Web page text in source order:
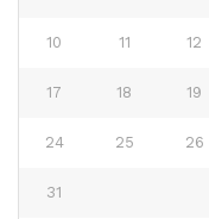
10 11 12
17 18 19
24 25 26
31